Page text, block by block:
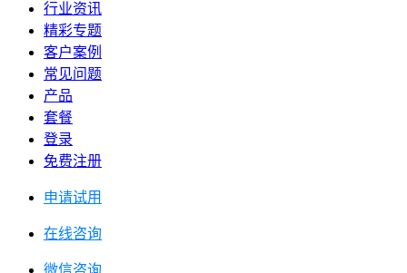
行业资讯
精彩专题
客户案例
常见问题
产品
套餐
登录
免费注册
申请试用
在线咨询